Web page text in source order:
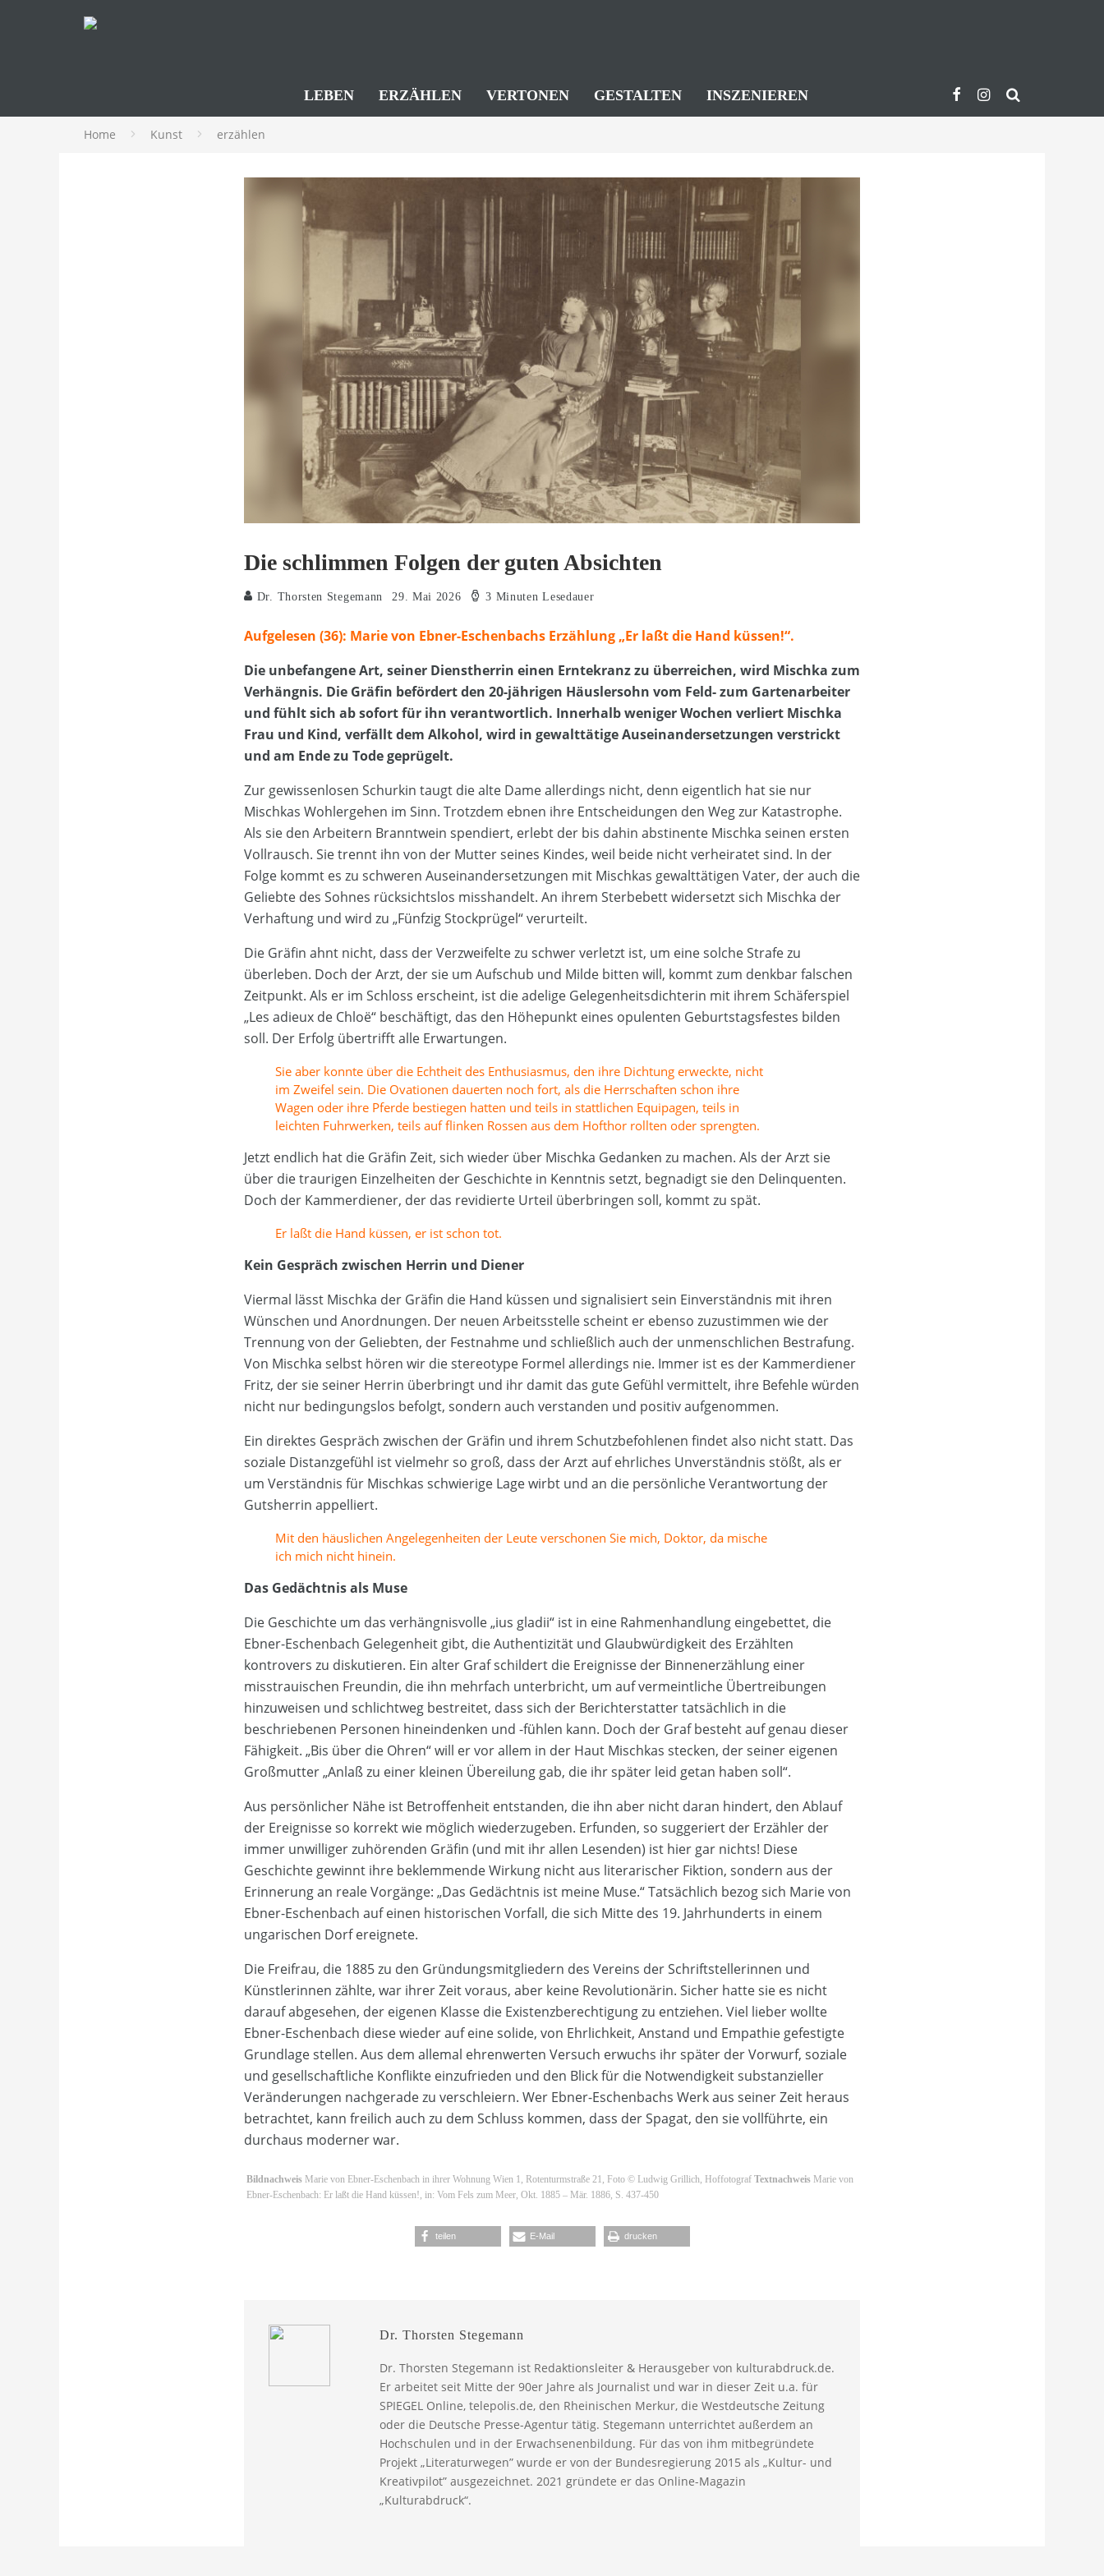
LEBEN ERZÄHLEN VERTONEN GESTALTEN INSZENIEREN
Home Kunst erzählen
Die schlimmen Folgen der guten Absichten
Dr. Thorsten Stegemann 29. Mai 2026 3 Minuten Lesedauer
Aufgelesen (36): Marie von Ebner-Eschenbachs Erzählung „Er laßt die Hand küssen!“.
Die unbefangene Art, seiner Dienstherrin einen Erntekranz zu überreichen, wird Mischka zum
Verhängnis. Die Gräfin befördert den 20-jährigen Häuslersohn vom Feld- zum Gartenarbeiter
und fühlt sich ab sofort für ihn verantwortlich. Innerhalb weniger Wochen verliert Mischka
Frau und Kind, verfällt dem Alkohol, wird in gewalttätige Auseinandersetzungen verstrickt
und am Ende zu Tode geprügelt.
Zur gewissenlosen Schurkin taugt die alte Dame allerdings nicht, denn eigentlich hat sie nur
Mischkas Wohlergehen im Sinn. Trotzdem ebnen ihre Entscheidungen den Weg zur Katastrophe.
Als sie den Arbeitern Branntwein spendiert, erlebt der bis dahin abstinente Mischka seinen ersten
Vollrausch. Sie trennt ihn von der Mutter seines Kindes, weil beide nicht verheiratet sind. In der
Folge kommt es zu schweren Auseinandersetzungen mit Mischkas gewalttätigen Vater, der auch die
Geliebte des Sohnes rücksichtslos misshandelt. An ihrem Sterbebett widersetzt sich Mischka der
Verhaftung und wird zu „Fünfzig Stockprügel“ verurteilt.
Die Gräfin ahnt nicht, dass der Verzweifelte zu schwer verletzt ist, um eine solche Strafe zu
überleben. Doch der Arzt, der sie um Aufschub und Milde bitten will, kommt zum denkbar falschen
Zeitpunkt. Als er im Schloss erscheint, ist die adelige Gelegenheitsdichterin mit ihrem Schäferspiel
„Les adieux de Chloë“ beschäftigt, das den Höhepunkt eines opulenten Geburtstagsfestes bilden
soll. Der Erfolg übertrifft alle Erwartungen.
Sie aber konnte über die Echtheit des Enthusiasmus, den ihre Dichtung erweckte, nicht
im Zweifel sein. Die Ovationen dauerten noch fort, als die Herrschaften schon ihre
Wagen oder ihre Pferde bestiegen hatten und teils in stattlichen Equipagen, teils in
leichten Fuhrwerken, teils auf flinken Rossen aus dem Hofthor rollten oder sprengten.
Jetzt endlich hat die Gräfin Zeit, sich wieder über Mischka Gedanken zu machen. Als der Arzt sie
über die traurigen Einzelheiten der Geschichte in Kenntnis setzt, begnadigt sie den Delinquenten.
Doch der Kammerdiener, der das revidierte Urteil überbringen soll, kommt zu spät.
Er laßt die Hand küssen, er ist schon tot.
Kein Gespräch zwischen Herrin und Diener
Viermal lässt Mischka der Gräfin die Hand küssen und signalisiert sein Einverständnis mit ihren
Wünschen und Anordnungen. Der neuen Arbeitsstelle scheint er ebenso zuzustimmen wie der
Trennung von der Geliebten, der Festnahme und schließlich auch der unmenschlichen Bestrafung.
Von Mischka selbst hören wir die stereotype Formel allerdings nie. Immer ist es der Kammerdiener
Fritz, der sie seiner Herrin überbringt und ihr damit das gute Gefühl vermittelt, ihre Befehle würden
nicht nur bedingungslos befolgt, sondern auch verstanden und positiv aufgenommen.
Ein direktes Gespräch zwischen der Gräfin und ihrem Schutzbefohlenen findet also nicht statt. Das
soziale Distanzgefühl ist vielmehr so groß, dass der Arzt auf ehrliches Unverständnis stößt, als er
um Verständnis für Mischkas schwierige Lage wirbt und an die persönliche Verantwortung der
Gutsherrin appelliert.
Mit den häuslichen Angelegenheiten der Leute verschonen Sie mich, Doktor, da mische
ich mich nicht hinein.
Das Gedächtnis als Muse
Die Geschichte um das verhängnisvolle „ius gladii“ ist in eine Rahmenhandlung eingebettet, die
Ebner-Eschenbach Gelegenheit gibt, die Authentizität und Glaubwürdigkeit des Erzählten
kontrovers zu diskutieren. Ein alter Graf schildert die Ereignisse der Binnenerzählung einer
misstrauischen Freundin, die ihn mehrfach unterbricht, um auf vermeintliche Übertreibungen
hinzuweisen und schlichtweg bestreitet, dass sich der Berichterstatter tatsächlich in die
beschriebenen Personen hineindenken und -fühlen kann. Doch der Graf besteht auf genau dieser
Fähigkeit. „Bis über die Ohren“ will er vor allem in der Haut Mischkas stecken, der seiner eigenen
Großmutter „Anlaß zu einer kleinen Übereilung gab, die ihr später leid getan haben soll“.
Aus persönlicher Nähe ist Betroffenheit entstanden, die ihn aber nicht daran hindert, den Ablauf
der Ereignisse so korrekt wie möglich wiederzugeben. Erfunden, so suggeriert der Erzähler der
immer unwilliger zuhörenden Gräfin (und mit ihr allen Lesenden) ist hier gar nichts! Diese
Geschichte gewinnt ihre beklemmende Wirkung nicht aus literarischer Fiktion, sondern aus der
Erinnerung an reale Vorgänge: „Das Gedächtnis ist meine Muse.“ Tatsächlich bezog sich Marie von
Ebner-Eschenbach auf einen historischen Vorfall, die sich Mitte des 19. Jahrhunderts in einem
ungarischen Dorf ereignete.
Die Freifrau, die 1885 zu den Gründungsmitgliedern des Vereins der Schriftstellerinnen und
Künstlerinnen zählte, war ihrer Zeit voraus, aber keine Revolutionärin. Sicher hatte sie es nicht
darauf abgesehen, der eigenen Klasse die Existenzberechtigung zu entziehen. Viel lieber wollte
Ebner-Eschenbach diese wieder auf eine solide, von Ehrlichkeit, Anstand und Empathie gefestigte
Grundlage stellen. Aus dem allemal ehrenwerten Versuch erwuchs ihr später der Vorwurf, soziale
und gesellschaftliche Konflikte einzufrieden und den Blick für die Notwendigkeit substanzieller
Veränderungen nachgerade zu verschleiern. Wer Ebner-Eschenbachs Werk aus seiner Zeit heraus
betrachtet, kann freilich auch zu dem Schluss kommen, dass der Spagat, den sie vollführte, ein
durchaus moderner war.
Bildnachweis Marie von Ebner-Eschenbach in ihrer Wohnung Wien 1, Rotenturmstraße 21, Foto © Ludwig Grillich, Hoffotograf Textnachweis Marie von
Ebner-Eschenbach: Er laßt die Hand küssen!, in: Vom Fels zum Meer, Okt. 1885 – Mär. 1886, S. 437-450
teilen E-Mail drucken
Dr. Thorsten Stegemann
Dr. Thorsten Stegemann ist Redaktionsleiter & Herausgeber von kulturabdruck.de.
Er arbeitet seit Mitte der 90er Jahre als Journalist und war in dieser Zeit u.a. für
SPIEGEL Online, telepolis.de, den Rheinischen Merkur, die Westdeutsche Zeitung
oder die Deutsche Presse-Agentur tätig. Stegemann unterrichtet außerdem an
Hochschulen und in der Erwachsenenbildung. Für das von ihm mitbegründete
Projekt „Literaturwegen” wurde er von der Bundesregierung 2015 als „Kultur- und
Kreativpilot” ausgezeichnet. 2021 gründete er das Online-Magazin
„Kulturabdruck“.